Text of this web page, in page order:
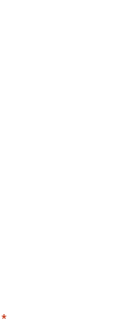
*